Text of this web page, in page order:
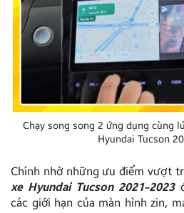
Chạy song song 2 ứng dụng cùng
Hyundai Tucson
Chính nhờ những ưu điểm vượt
xe Hyundai Tucson 2021-2023
các giới hạn của màn hình zin,